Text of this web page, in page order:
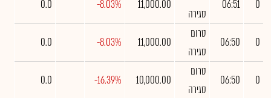
0
06:51
סגירה
11,000.00
-8.03%
0.0
0
06:50
טרום
סגירה
11,000.00
-8.03%
0.0
0
06:50
טרום
סגירה
10,000.00
-16.39%
0.0